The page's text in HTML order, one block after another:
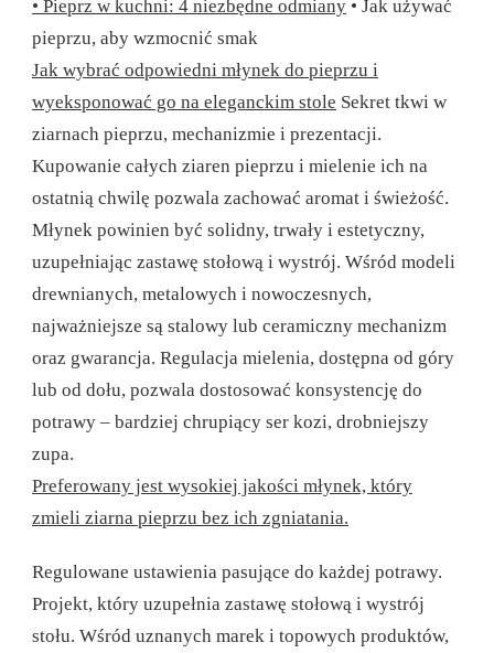
• Pieprz w kuchni: 4 niezbędne odmiany • Jak używać
pieprzu, aby wzmocnić smak
Jak wybrać odpowiedni młynek do pieprzu i
wyeksponować go na eleganckim stole Sekret tkwi w
ziarnach pieprzu, mechanizmie i prezentacji.
Kupowanie całych ziaren pieprzu i mielenie ich na
ostatnią chwilę pozwala zachować aromat i świeżość.
Młynek powinien być solidny, trwały i estetyczny,
uzupełniając zastawę stołową i wystrój. Wśród modeli
drewnianych, metalowych i nowoczesnych,
najważniejsze są stalowy lub ceramiczny mechanizm
oraz gwarancja. Regulacja mielenia, dostępna od góry
lub od dołu, pozwala dostosować konsystencję do
potrawy – bardziej chrupiący ser kozi, drobniejszy
zupa.
Preferowany jest wysokiej jakości młynek, który
zmieli ziarna pieprzu bez ich zgniatania.
Regulowane ustawienia pasujące do każdej potrawy.
Projekt, który uzupełnia zastawę stołową i wystrój
stołu. Wśród uznanych marek i topowych produktów,